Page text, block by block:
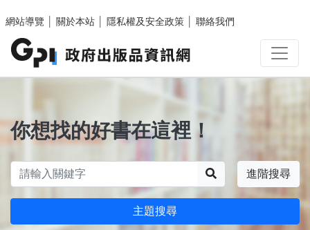
網站導覽
關於本站 隱私權及安全政策 聯絡我們
你想找的好書在這裡！
進階搜尋
主題搜尋